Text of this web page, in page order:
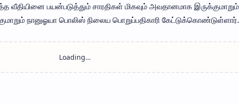
வீதியினை பயன்படுத்தும் சாரதிகள் மிகவும் அவதானமாக இருக்குமாறும்
நானுஓயா பொலிஸ் நிலைய பொறுப்பதிகாரி கேட்டுக்கொண்டுள்ளார்.